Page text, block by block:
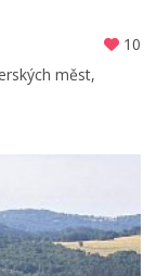
10
měst,